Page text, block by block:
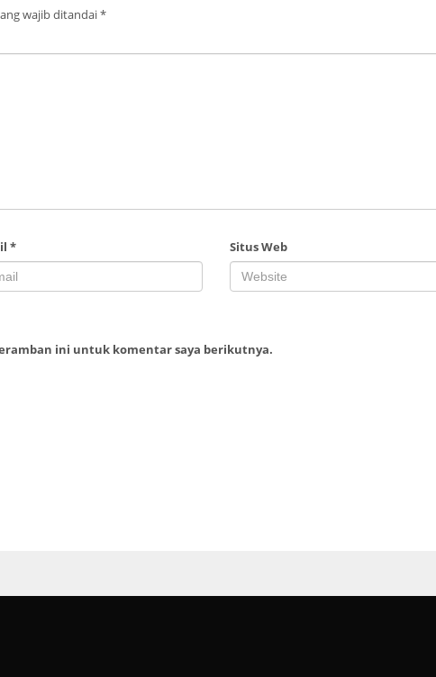
wajib ditandai*
* Situs Web
ini untuk komentar saya berikutnya.